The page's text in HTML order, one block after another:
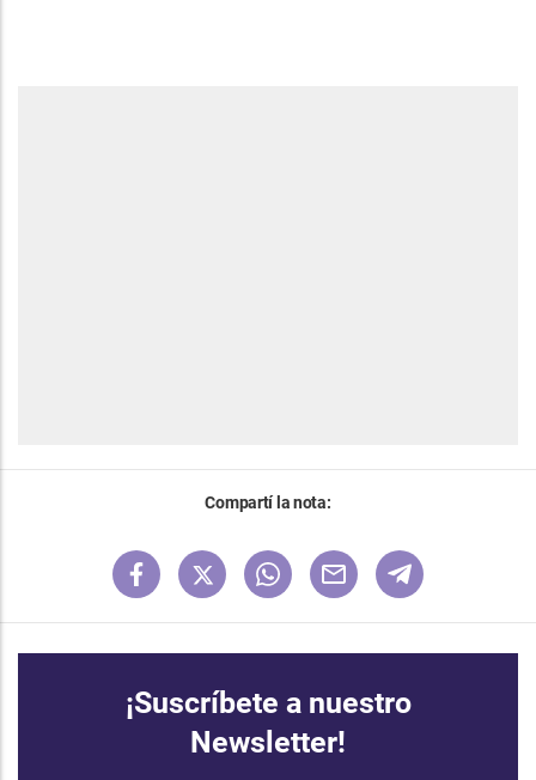
Compartí la nota:
¡Suscríbete a nuestro
Newsletter!